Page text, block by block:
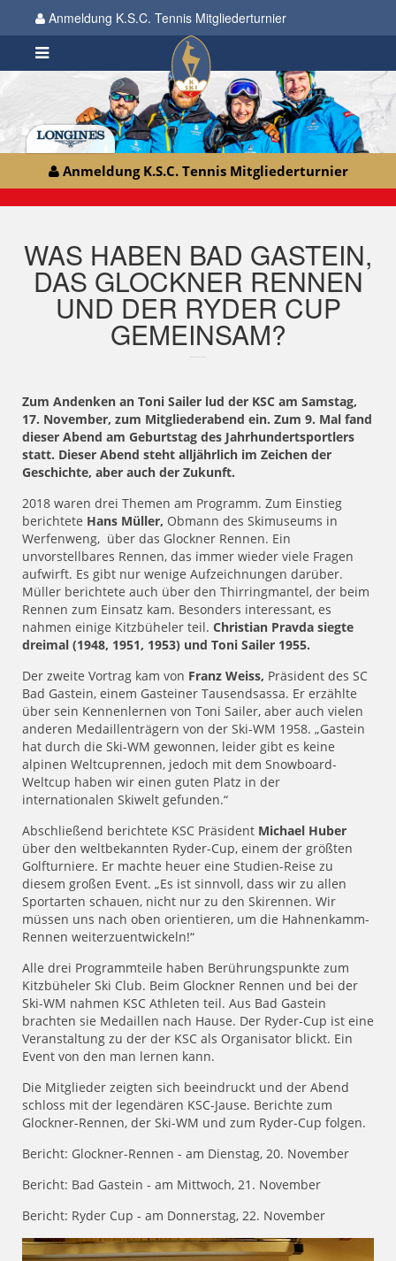
Anmeldung K.S.C. Tennis Mitgliederturnier
Anmeldung K.S.C. Tennis Mitgliederturnier
WAS HABEN BAD GASTEIN,
DAS GLOCKNER RENNEN
UND DER RYDER CUP
GEMEINSAM?
Zum Andenken an Toni Sailer lud der KSC am Samstag,
17. November, zum Mitgliederabend ein. Zum 9. Mal fand
dieser Abend am Geburtstag des Jahrhundertsportlers
statt. Dieser Abend steht alljährlich im Zeichen der
Geschichte, aber auch der Zukunft.
2018 waren drei Themen am Programm. Zum Einstieg
berichtete Hans Müller, Obmann des Skimuseums in
Werfenweng, über das Glockner Rennen. Ein
unvorstellbares Rennen, das immer wieder viele Fragen
aufwirft. Es gibt nur wenige Aufzeichnungen darüber.
Müller berichtete auch über den Thirringmantel, der beim
Rennen zum Einsatz kam. Besonders interessant, es
nahmen einige Kitzbüheler teil. Christian Pravda siegte
dreimal (1948, 1951, 1953) und Toni Sailer 1955.
Der zweite Vortrag kam von Franz Weiss, Präsident des SC
Bad Gastein, einem Gasteiner Tausendsassa. Er erzählte
über sein Kennenlernen von Toni Sailer, aber auch vielen
anderen Medaillenträgern von der Ski-WM 1958. „Gastein
hat durch die Ski-WM gewonnen, leider gibt es keine
alpinen Weltcuprennen, jedoch mit dem Snowboard-
Weltcup haben wir einen guten Platz in der
internationalen Skiwelt gefunden.“
Abschließend berichtete KSC Präsident Michael Huber
über den weltbekannten Ryder-Cup, einem der größten
Golfturniere. Er machte heuer eine Studien-Reise zu
diesem großen Event. „Es ist sinnvoll, dass wir zu allen
Sportarten schauen, nicht nur zu den Skirennen. Wir
müssen uns nach oben orientieren, um die Hahnenkamm-
Rennen weiterzuentwickeln!“
Alle drei Programmteile haben Berührungspunkte zum
Kitzbüheler Ski Club. Beim Glockner Rennen und bei der
Ski-WM nahmen KSC Athleten teil. Aus Bad Gastein
brachten sie Medaillen nach Hause. Der Ryder-Cup ist eine
Veranstaltung zu der der KSC als Organisator blickt. Ein
Event von den man lernen kann.
Die Mitglieder zeigten sich beeindruckt und der Abend
schloss mit der legendären KSC-Jause. Berichte zum
Glockner-Rennen, der Ski-WM und zum Ryder-Cup folgen.
Bericht: Glockner-Rennen - am Dienstag, 20. November
Bericht: Bad Gastein - am Mittwoch, 21. November
Bericht: Ryder Cup - am Donnerstag, 22. November